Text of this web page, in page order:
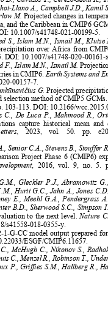
Llano A., Campbell J.D., Kamil
M. Projected changes in
and the Caribbean in CMIP6
10.1007/s41748-021-00199-5.
S., Islam M.N., Ismail M.,
over Africa from
DOI: 10.1007/s41748-020-
F., Islam M.N., Ismail M.
in CMIP6. Earth Systems and
00157-7.
G.Projected
selection method of CMIP5
103-113. DOI: 10.2166/
C., De Luca P., Mahmood R.,
capture historical mean
, 2023, vol. 50. pp.
Senior C.A., Stevens B., Stouffer
Project Phase 6 (CMIP6)
, 2016, vol. 9, no. 5.
Gleckler P.J., Abramowitz
Hurtt G.C., Jahn A., Jones
E., Meehl G.A., Pendergrass
B.D., Sherwood S.C.,
to the next level.Nature
s41558-018-0355-y.
1-G-CC model output prepared
ESGF/CMIP6.11657.
McHugh C., Nikonov S.,
C., Menzel R., Robinson T.,
P., Griffies S.M., Hallberg R.,